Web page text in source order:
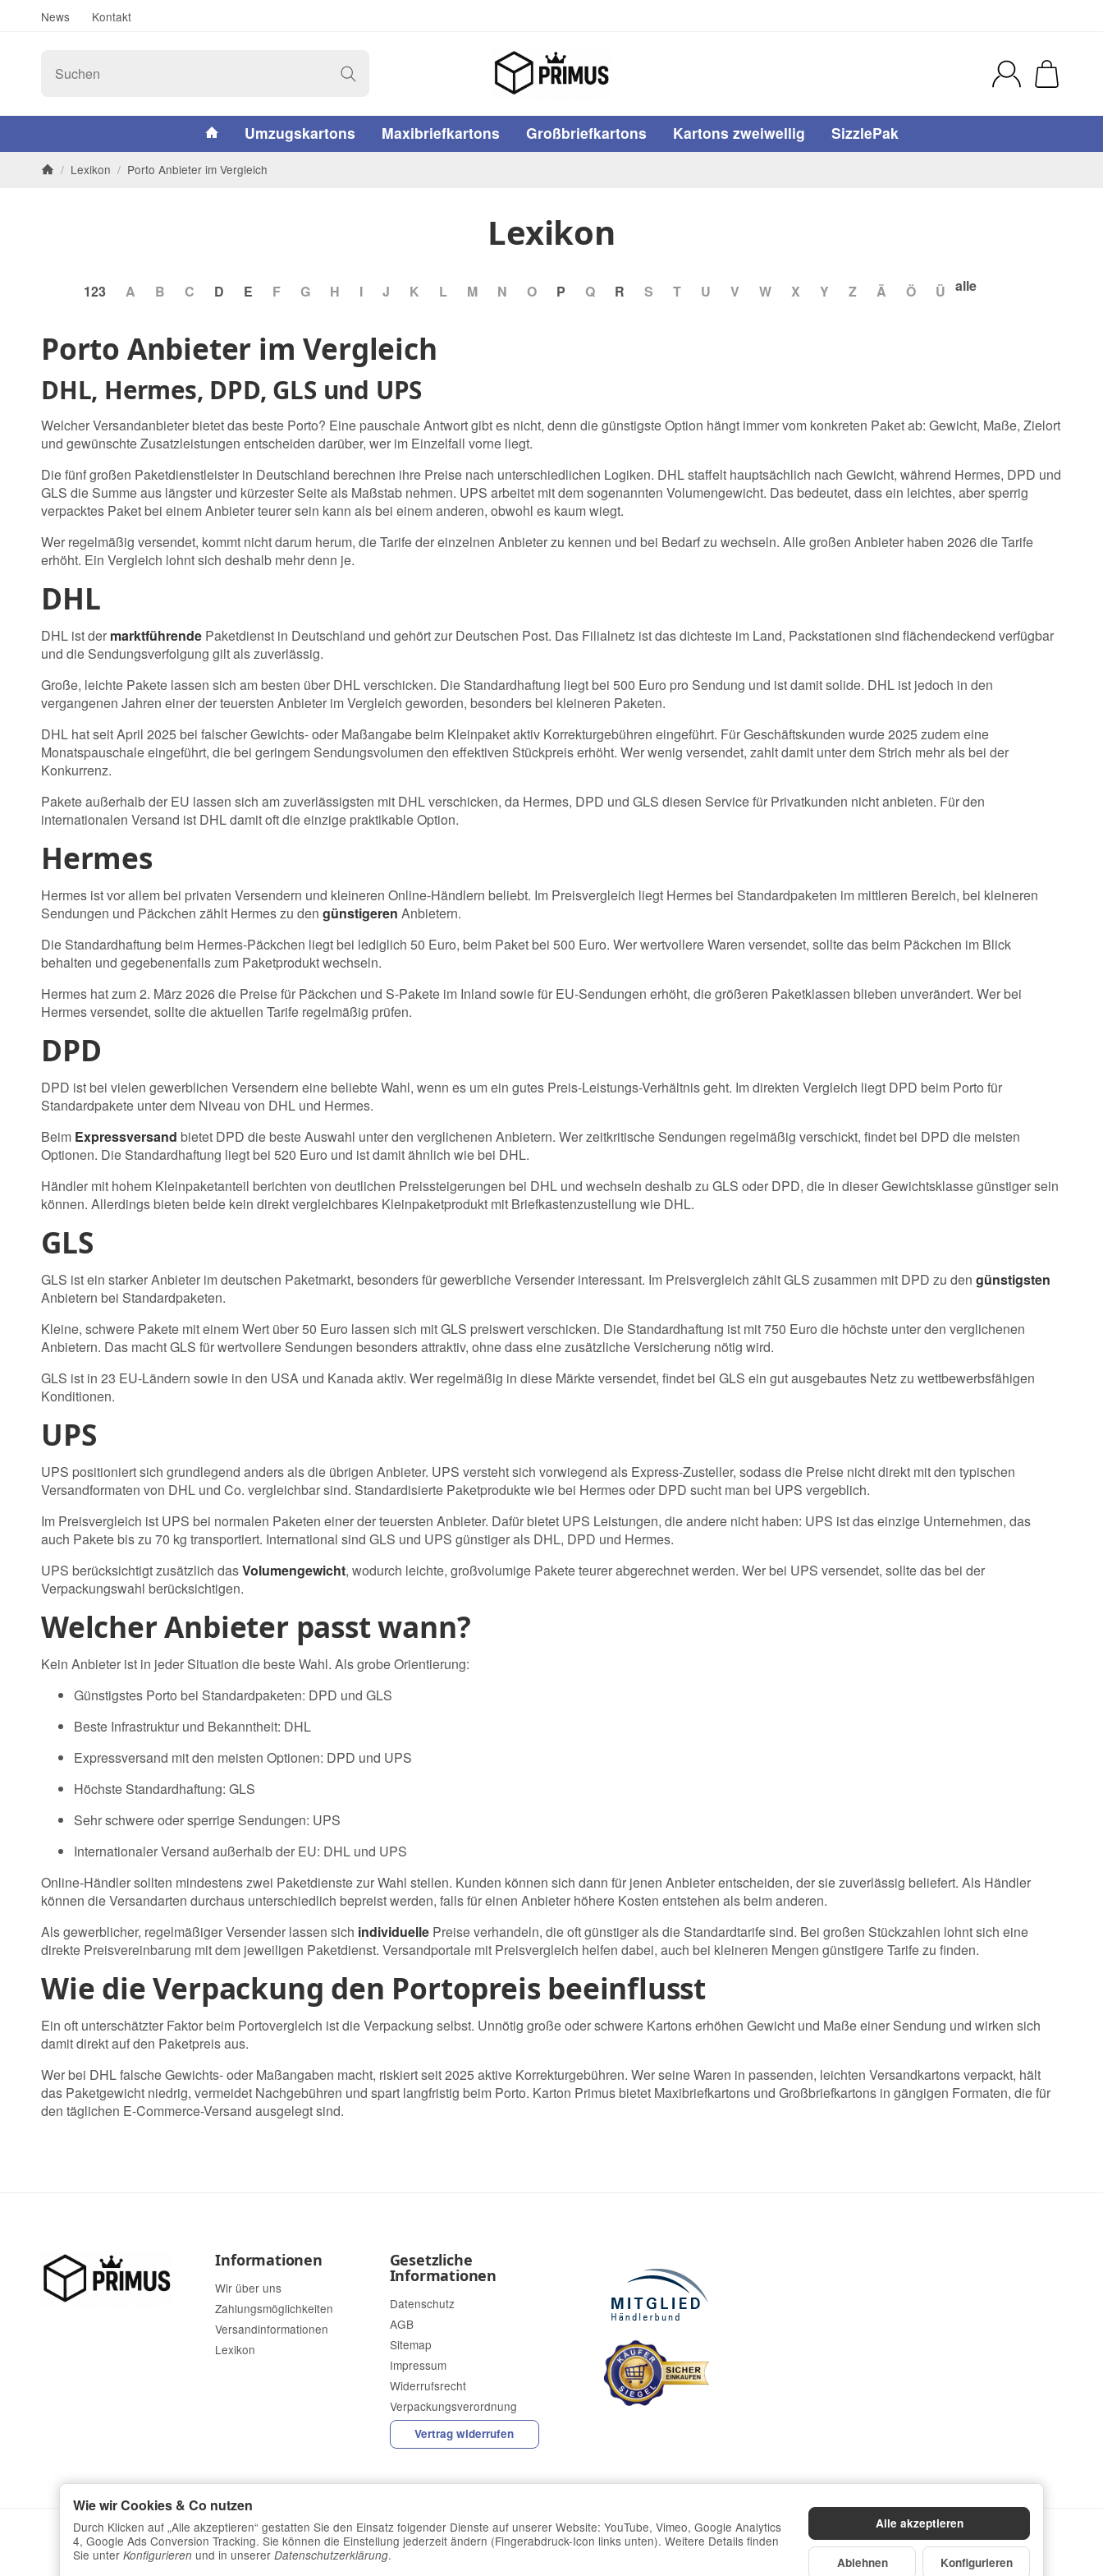
News Kontakt
#custom.linkHome#
Umzugskartons Maxibriefkartons Großbriefkartons Kartons zweiwellig SizzlePak
/ Lexikon / Porto Anbieter im Vergleich
Lexikon
123 A B C D E F G H I J K L M N O P Q R S T U V W X Y Z Ä Ö Ü alle
Porto Anbieter im Vergleich
DHL, Hermes, DPD, GLS und UPS
Welcher Versandanbieter bietet das beste Porto? Eine pauschale Antwort gibt es nicht, denn die günstigste Option hängt immer vom konkreten Paket ab: Gewicht, Maße, Zielort
und gewünschte Zusatzleistungen entscheiden darüber, wer im Einzelfall vorne liegt.
Die fünf großen Paketdienstleister in Deutschland berechnen ihre Preise nach unterschiedlichen Logiken. DHL staffelt hauptsächlich nach Gewicht, während Hermes, DPD und
GLS die Summe aus längster und kürzester Seite als Maßstab nehmen. UPS arbeitet mit dem sogenannten Volumengewicht. Das bedeutet, dass ein leichtes, aber sperrig
verpacktes Paket bei einem Anbieter teurer sein kann als bei einem anderen, obwohl es kaum wiegt.
Wer regelmäßig versendet, kommt nicht darum herum, die Tarife der einzelnen Anbieter zu kennen und bei Bedarf zu wechseln. Alle großen Anbieter haben 2026 die Tarife
erhöht. Ein Vergleich lohnt sich deshalb mehr denn je.
DHL
DHL ist der marktführende Paketdienst in Deutschland und gehört zur Deutschen Post. Das Filialnetz ist das dichteste im Land, Packstationen sind flächendeckend verfügbar
und die Sendungsverfolgung gilt als zuverlässig.
Große, leichte Pakete lassen sich am besten über DHL verschicken. Die Standardhaftung liegt bei 500 Euro pro Sendung und ist damit solide. DHL ist jedoch in den
vergangenen Jahren einer der teuersten Anbieter im Vergleich geworden, besonders bei kleineren Paketen.
DHL hat seit April 2025 bei falscher Gewichts- oder Maßangabe beim Kleinpaket aktiv Korrekturgebühren eingeführt. Für Geschäftskunden wurde 2025 zudem eine
Monatspauschale eingeführt, die bei geringem Sendungsvolumen den effektiven Stückpreis erhöht. Wer wenig versendet, zahlt damit unter dem Strich mehr als bei der
Konkurrenz.
Pakete außerhalb der EU lassen sich am zuverlässigsten mit DHL verschicken, da Hermes, DPD und GLS diesen Service für Privatkunden nicht anbieten. Für den
internationalen Versand ist DHL damit oft die einzige praktikable Option.
Hermes
Hermes ist vor allem bei privaten Versendern und kleineren Online-Händlern beliebt. Im Preisvergleich liegt Hermes bei Standardpaketen im mittleren Bereich, bei kleineren
Sendungen und Päckchen zählt Hermes zu den günstigeren Anbietern.
Die Standardhaftung beim Hermes-Päckchen liegt bei lediglich 50 Euro, beim Paket bei 500 Euro. Wer wertvollere Waren versendet, sollte das beim Päckchen im Blick
behalten und gegebenenfalls zum Paketprodukt wechseln.
Hermes hat zum 2. März 2026 die Preise für Päckchen und S-Pakete im Inland sowie für EU-Sendungen erhöht, die größeren Paketklassen blieben unverändert. Wer bei
Hermes versendet, sollte die aktuellen Tarife regelmäßig prüfen.
DPD
DPD ist bei vielen gewerblichen Versendern eine beliebte Wahl, wenn es um ein gutes Preis-Leistungs-Verhältnis geht. Im direkten Vergleich liegt DPD beim Porto für
Standardpakete unter dem Niveau von DHL und Hermes.
Beim Expressversand bietet DPD die beste Auswahl unter den verglichenen Anbietern. Wer zeitkritische Sendungen regelmäßig verschickt, findet bei DPD die meisten
Optionen. Die Standardhaftung liegt bei 520 Euro und ist damit ähnlich wie bei DHL.
Händler mit hohem Kleinpaketanteil berichten von deutlichen Preissteigerungen bei DHL und wechseln deshalb zu GLS oder DPD, die in dieser Gewichtsklasse günstiger sein
können. Allerdings bieten beide kein direkt vergleichbares Kleinpaketprodukt mit Briefkastenzustellung wie DHL.
GLS
GLS ist ein starker Anbieter im deutschen Paketmarkt, besonders für gewerbliche Versender interessant. Im Preisvergleich zählt GLS zusammen mit DPD zu den günstigsten
Anbietern bei Standardpaketen.
Kleine, schwere Pakete mit einem Wert über 50 Euro lassen sich mit GLS preiswert verschicken. Die Standardhaftung ist mit 750 Euro die höchste unter den verglichenen
Anbietern. Das macht GLS für wertvollere Sendungen besonders attraktiv, ohne dass eine zusätzliche Versicherung nötig wird.
GLS ist in 23 EU-Ländern sowie in den USA und Kanada aktiv. Wer regelmäßig in diese Märkte versendet, findet bei GLS ein gut ausgebautes Netz zu wettbewerbsfähigen
Konditionen.
UPS
UPS positioniert sich grundlegend anders als die übrigen Anbieter. UPS versteht sich vorwiegend als Express-Zusteller, sodass die Preise nicht direkt mit den typischen
Versandformaten von DHL und Co. vergleichbar sind. Standardisierte Paketprodukte wie bei Hermes oder DPD sucht man bei UPS vergeblich.
Im Preisvergleich ist UPS bei normalen Paketen einer der teuersten Anbieter. Dafür bietet UPS Leistungen, die andere nicht haben: UPS ist das einzige Unternehmen, das
auch Pakete bis zu 70 kg transportiert. International sind GLS und UPS günstiger als DHL, DPD und Hermes.
UPS berücksichtigt zusätzlich dasVolumengewicht, wodurch leichte, großvolumige Pakete teurer abgerechnet werden. Wer bei UPS versendet, sollte das bei der
Verpackungswahl berücksichtigen.
Welcher Anbieter passt wann?
Kein Anbieter ist in jeder Situation die beste Wahl. Als grobe Orientierung:
Günstigstes Porto bei Standardpaketen: DPD und GLS
Beste Infrastruktur und Bekanntheit: DHL
Expressversand mit den meisten Optionen: DPD und UPS
Höchste Standardhaftung: GLS
Sehr schwere oder sperrige Sendungen: UPS
Internationaler Versand außerhalb der EU: DHL und UPS
Online-Händler sollten mindestens zwei Paketdienste zur Wahl stellen. Kunden können sich dann für jenen Anbieter entscheiden, der sie zuverlässig beliefert. Als Händler
können die Versandarten durchaus unterschiedlich bepreist werden, falls für einen Anbieter höhere Kosten entstehen als beim anderen.
Als gewerblicher, regelmäßiger Versender lassen sich individuelle Preise verhandeln, die oft günstiger als die Standardtarife sind. Bei großen Stückzahlen lohnt sich eine
direkte Preisvereinbarung mit dem jeweiligen Paketdienst. Versandportale mit Preisvergleich helfen dabei, auch bei kleineren Mengen günstigere Tarife zu finden.
Wie die Verpackung den Portopreis beeinflusst
Ein oft unterschätzter Faktor beim Portovergleich ist die Verpackung selbst. Unnötig große oder schwere Kartons erhöhen Gewicht und Maße einer Sendung und wirken sich
damit direkt auf den Paketpreis aus.
Wer bei DHL falsche Gewichts- oder Maßangaben macht, riskiert seit 2025 aktive Korrekturgebühren. Wer seine Waren in passenden, leichten Versandkartons verpackt, hält
das Paketgewicht niedrig, vermeidet Nachgebühren und spart langfristig beim Porto. Karton Primus bietet Maxibriefkartons und Großbriefkartons in gängigen Formaten, die für
den täglichen E-Commerce-Versand ausgelegt sind.
Informationen
Wir über uns
Zahlungsmöglichkeiten
Versandinformationen
Lexikon
Gesetzliche
Informationen
Datenschutz
AGB
Sitemap
Impressum
Widerrufsrecht
Verpackungsverordnung
Vertrag widerrufen
Alle akzeptieren
Ablehnen Konfigurieren
Wie wir Cookies & Co nutzen
Durch Klicken auf „Alle akzeptieren“ gestatten Sie den Einsatz folgender Dienste auf unserer Website: YouTube, Vimeo, Google Analytics
4, Google Ads Conversion Tracking. Sie können die Einstellung jederzeit ändern (Fingerabdruck-Icon links unten). Weitere Details finden
Sie unter Konfigurieren und in unserer Datenschutzerklärung.